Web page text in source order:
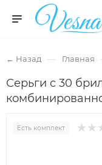
← Назад — Главная
Серьги с 30
Есть комплект